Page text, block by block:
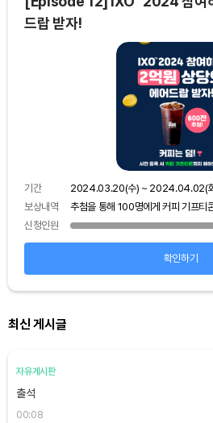
드랍 받자!
기간
2024.03.20(수) ~ 2024.04.02(
보상내역
추첨을 통해 100명에게 커피 기프티
신청인원
확인하기
최신 게시글
자유게시판
출석
00:08